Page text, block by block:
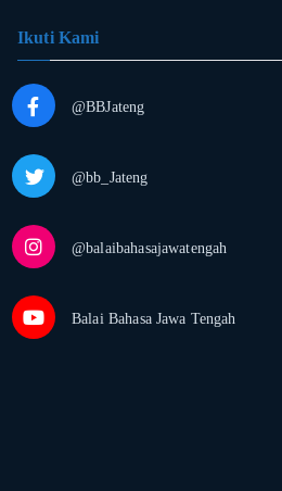
Ikuti Kami
@BBJateng
@bb_Jateng
@balaibahasajawatengah
Balai Bahasa Jawa Tengah